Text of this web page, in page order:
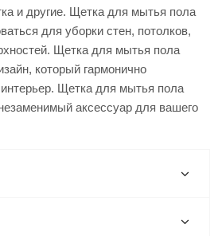
и другие. Щетка для мытья пола
для уборки стен, потолков,
Щетка для мытья пола
который гармонично
Щетка для мытья пола
аксессуар для вашего